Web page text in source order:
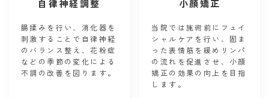
自律神経調整
腸揉みを行い、消化器を
刺激することで自律神経
のバランス整え、花粉症
などの季節の変化による
不調の改善を図ります。
小顔矯正
当院では施術前にフェイ
シャルケアを行い、固ま
った表情筋を緩めリンパ
の流れを促進させ、小顔
矯正の効果の向上を目指
します。